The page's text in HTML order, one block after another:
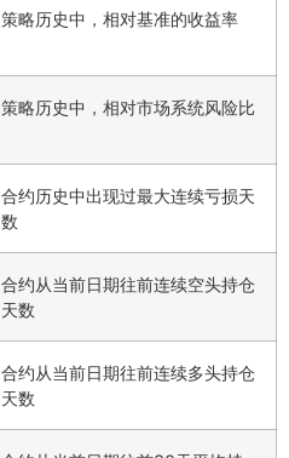
策略历史中，相对基准的收益率
策略历史中，相对市场系统风险比
合约历史中出现过最大连续亏损天
数
合约从当前日期往前连续空头持仓
天数
合约从当前日期往前连续多头持仓
天数